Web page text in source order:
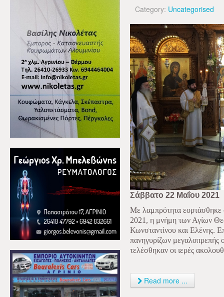
Category: Uncategorised
Σάββατο 22 Μαΐου 2021
Με λαμπρότητα εορτάσθηκε
2021, η μνήμη των Αγίων
Κωνσταντίνου και Ελένης.
πανηγυρίζων μεγαλοπρεπής
τελέσθηκαν οι ιερές
Read more ...